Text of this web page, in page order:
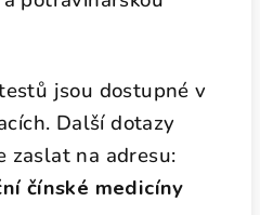
jsou dostupné v
Další dotazy
zaslat na adresu:
čínské medicíny